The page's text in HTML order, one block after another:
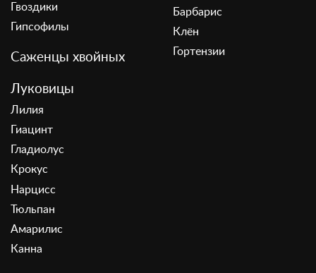
Гвоздики
Гипсофилы
Саженцы хвойных
Барбарис
Клён
Гортензии
Луковицы
Лилия
Гиацинт
Гладиолус
Крокус
Нарцисс
Тюльпан
Амарилис
Канна